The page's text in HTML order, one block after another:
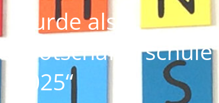
wurde als
„Botschafterschule
2025“